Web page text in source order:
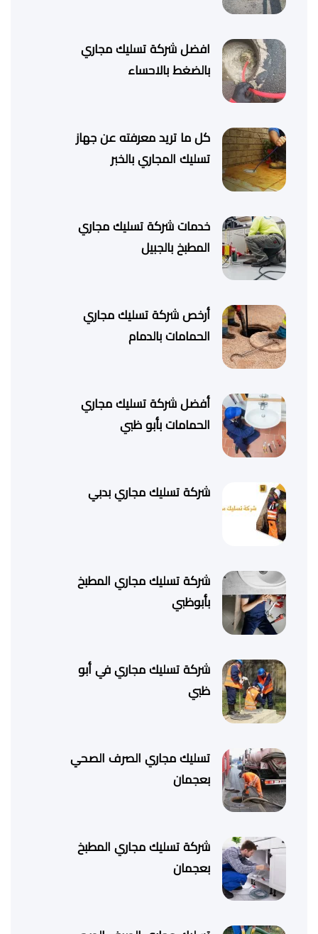
افضل شركة تسليك مجاري
بالضغط بالاحساء
كل ما تريد معرفته عن جهاز
تسليك المجاري بالخبر
خدمات شركة تسليك مجاري
المطبخ بالجبيل
أرخص شركة تسليك مجاري
الحمامات بالدمام
أفضل شركة تسليك مجاري
الحمامات بأبو ظبي
شركة تسليك مجاري بدبي
شركة تسليك مجاري المطبخ
بأبوظبي
شركة تسليك مجاري في أبو
ظبي
تسليك مجاري الصرف الصحي
بعجمان
شركة تسليك مجاري المطبخ
بعجمان